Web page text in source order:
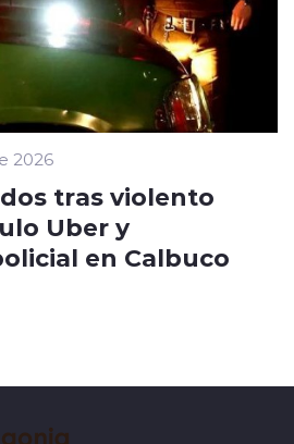
2026
tras violento
Uber y
en Calbuco